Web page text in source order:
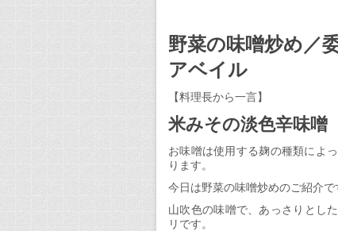
野菜の味噌炒め／
アベイル
【料理長から一言】
米みその淡色辛味噌
お味噌は使用する麹の種類によ
ります。
今日は野菜の味噌炒めのご紹介で
山吹色の味噌で、あっさりとし
リです。